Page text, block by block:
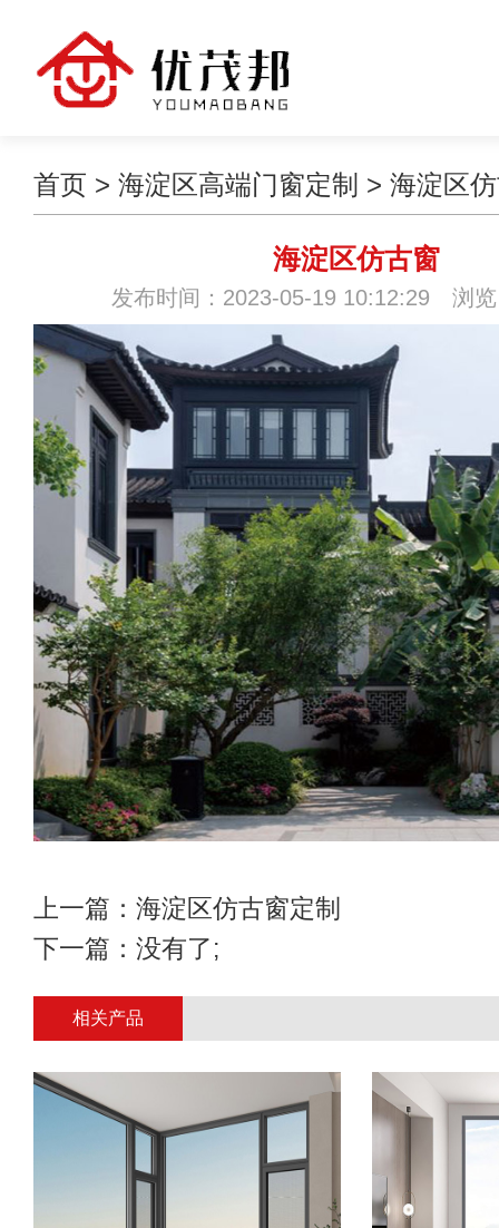
首页 > 海淀区高端门窗定制 > 海淀区
海淀区仿古窗
发布时间：2023-05-19 10:12:29 浏览
上一篇： 海淀区仿古窗定制
下一篇：没有了;
相关产品